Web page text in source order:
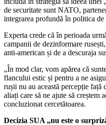
de securitate sunt NATO,
integrarea profundă în politica de
Experta crede că în perioada
campanii de dezinformare
anti-american și de a descuraja
„În mod clar, vom apărea că
flancului estic și pentru a ne
rușii nu au această percepție
aliați care să ne ajute să creștem
concluzionat cercetătoarea.
Decizia SUA „nu este o